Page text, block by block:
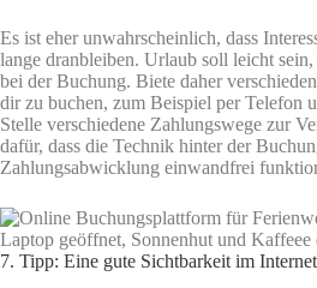
Es ist eher unwahrscheinlich, dass
lange dranbleiben. Urlaub soll leicht sein,
bei der Buchung. Biete daher
dir zu buchen, zum Beispiel per Telefon
Stelle verschiedene Zahlungswege zur
dafür, dass die Technik hinter der
Zahlungsabwicklung einwandfrei
7. Tipp: Eine gute Sichtbarkeit im